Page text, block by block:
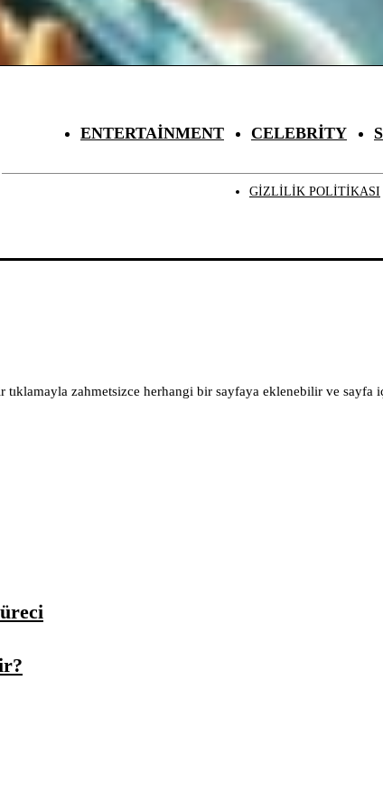
ENTERTAINMENT CELEBRITY
GIZLILIK POLITIKASI
zahmetsizce herhangi bir sayfaya eklenebilir ve sayfa